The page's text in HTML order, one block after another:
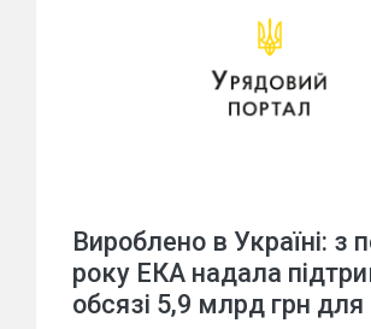
Вироблено в Україні: з
року ЕКА надала
обсязі 5,9 млрд грн для